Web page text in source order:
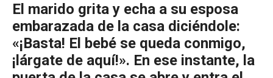
El marido grita y echa a su esposa
embarazada de la casa diciéndole:
«¡Basta! El bebé se queda conmigo,
¡lárgate de aquí!». En ese instante, la